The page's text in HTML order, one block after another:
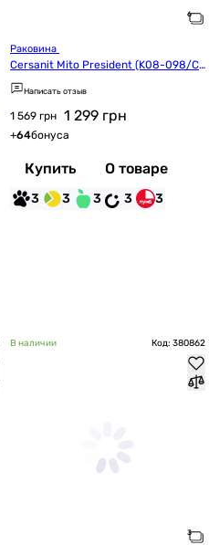
Cersanit Mito President (K08-098/C
CWS1000398210)
Написать отзыв
1 569 грн 1 299 грн
+64бонуса
Купить О товаре
3 3 3 3 3
В наличии Код: 380862